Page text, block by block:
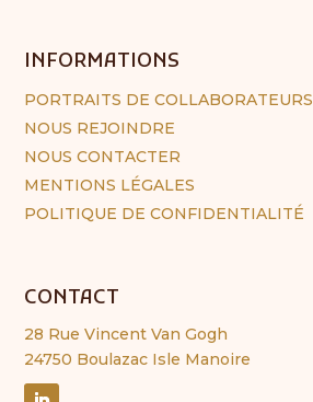
INFORMATIONS
PORTRAITS DE COLLABORATEURS
NOUS REJOINDRE
NOUS CONTACTER
MENTIONS LÉGALES
POLITIQUE DE CONFIDENTIALITÉ
CONTACT
28 Rue Vincent Van Gogh
24750 Boulazac Isle Manoire